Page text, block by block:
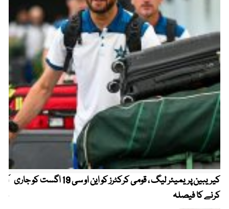
کیریبین پریمیئر لیگ ، قومی کرکٹرز کو این او سی 19 اگست کو جاری
کرنے کا فیصلہ